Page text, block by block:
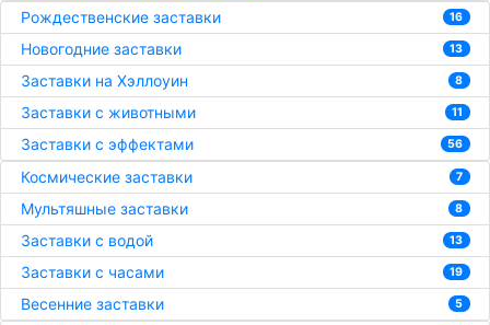
Рождественские заставки 16
Новогодние заставки 13
Заставки на Хэллоуин 8
Заставки с животными 11
Заставки с эффектами 56
Космические заставки 7
Мультяшные заставки 8
Заставки с водой 13
Заставки с часами 19
Весенние заставки 5